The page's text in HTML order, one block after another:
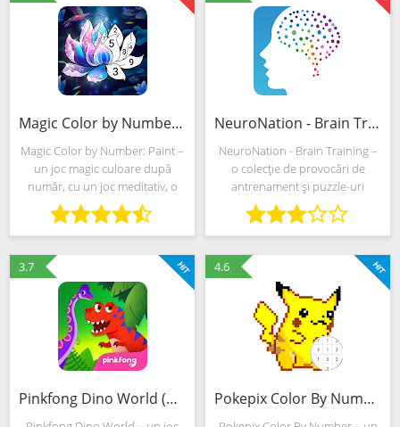
Magic Color by Number: Paint (MOD, Totul deblocat)
Magic Color by Number: Paint –
un joc magic culoare după
număr, cu un joc meditativ, o
colecție de provocări actualizată
săptămânal și un stil de desene
animate expresiv. Dezvoltatorii
de la ZiMAD
NeuroNation - Brain Training (MOD, Totul deblocat)
NeuroNation - Brain Training –
o colecție de provocări de
antrenament și puzzle-uri
intelectuale care pot dezvolta
memoria, concentrarea și
gândirea spațială într-un mod
distractiv. Dezvoltatorii
3.7
Pinkfong Dino World (MOD, Totul deblocat)
4.6
Pokepix Color By Number (MOD, Totul deblocat)